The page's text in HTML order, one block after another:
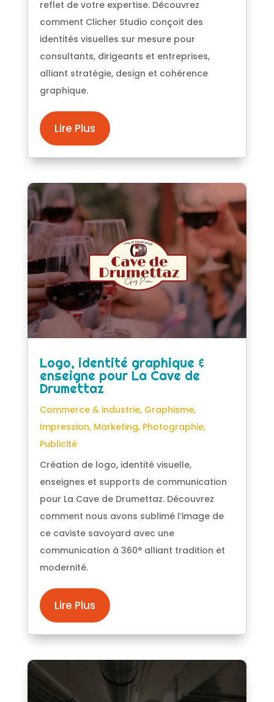
reflet de votre expertise. Découvrez
comment Clicher Studio conçoit des
identités visuelles sur mesure pour
consultants, dirigeants et entreprises,
alliant stratégie, design et cohérence
graphique.
Lire Plus
Logo, identité graphique &
enseigne pour La Cave de
Drumettaz
Commerce & industrie, Graphisme,
Impression, Marketing, Photographie,
Publicité
Création de logo, identité visuelle,
enseignes et supports de communication
pour La Cave de Drumettaz. Découvrez
comment nous avons sublimé l’image de
ce caviste savoyard avec une
communication à 360° alliant tradition et
modernité.
Lire Plus